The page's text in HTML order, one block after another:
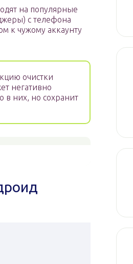
на популярные
с телефона
к чужому аккаунту
очистки
негативно
в них, но сохранит